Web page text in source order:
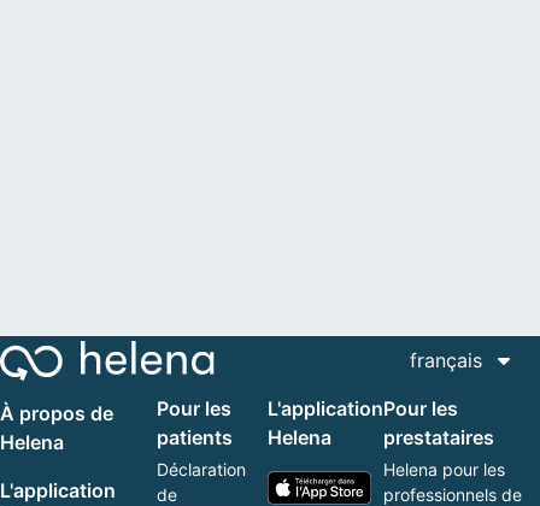
français
À propos de
Helena
L'application
Pour les
patients
Déclaration
de
L'application
Helena
Pour les
prestataires
Helena pour les
professionnels de